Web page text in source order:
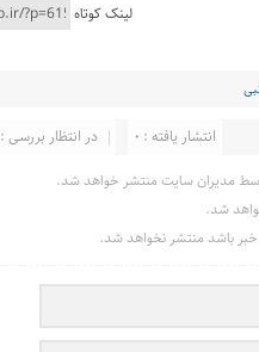
لینک کوتاه
در انتظار بررسی : 0 انتشار یافته : 0
مدیران سایت منتشر خواهد شد.
شد.
خبر باشد منتشر نخواهد شد.